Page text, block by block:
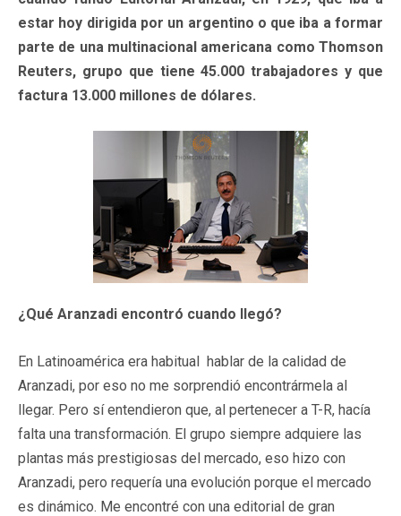
estar hoy dirigida por un argentino o que iba a formar
parte de una multinacional americana como Thomson
Reuters, grupo que tiene 45.000 trabajadores y que
factura 13.000 millones de dólares.
¿Qué Aranzadi encontró cuando llegó?
En Latinoamérica era habitual hablar de la calidad de
Aranzadi, por eso no me sorprendió encontrármela al
llegar. Pero sí entendieron que, al pertenecer a T-R, hacía
falta una transformación. El grupo siempre adquiere las
plantas más prestigiosas del mercado, eso hizo con
Aranzadi, pero requería una evolución porque el mercado
es dinámico. Me encontré con una editorial de gran